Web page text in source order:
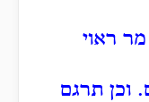
ראוי
וכן תרגם